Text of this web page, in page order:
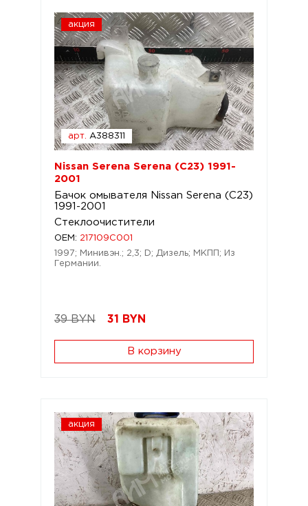
акция
арт. A388311
Nissan Serena Serena (C23) 1991-
2001
Бачок омывателя Nissan Serena (C23)
1991-2001
Стеклоочистители
OEM: 217109C001
1997; Минивэн.; 2,3; D; Дизель; МКПП; Из
Германии.
39 BYN 31 BYN
В корзину
акция